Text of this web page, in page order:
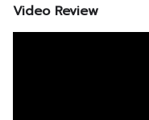
Video Review